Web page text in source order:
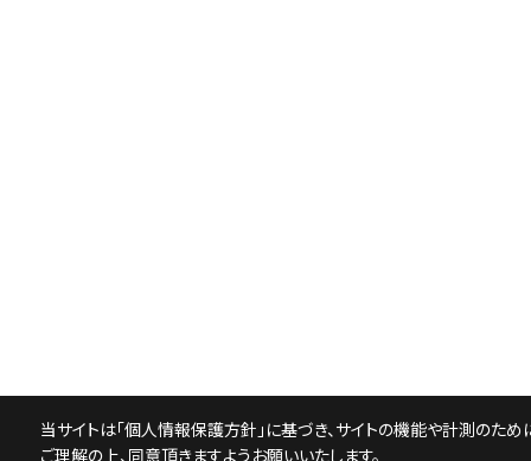
当サイトは「個人情報保護方針 」に基づき、サイトの機能や計測のた
ご理解の上、同意頂きますようお願いいたします。